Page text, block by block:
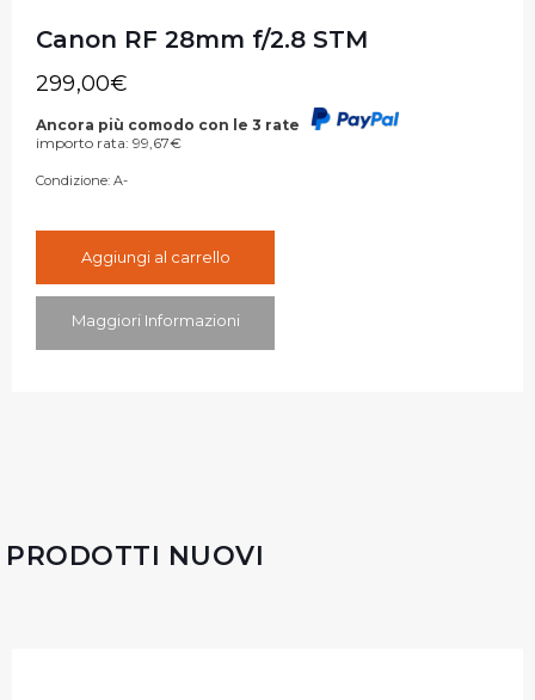
Canon RF 28mm f/2.8 STM
299,00€
Ancora più comodo con le 3 rate
importo rata: 99,67€
Condizione: A-
Aggiungi al carrello
Maggiori Informazioni
PRODOTTI NUOVI